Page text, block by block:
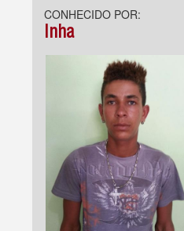
CONHECIDO POR:
Inha